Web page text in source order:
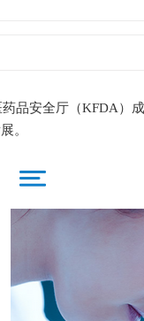
安全厅（KFDA）成
。